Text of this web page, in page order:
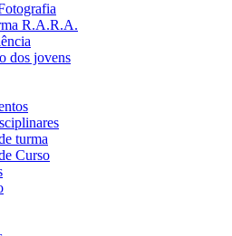
R.A.R.A.
dos jovens
turma
Curso